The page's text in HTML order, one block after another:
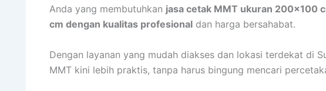
Anda yang membutuhkan jasa cetak MMT ukuran 200×100
cm dengan kualitas profesional dan harga bersahabat.
Dengan layanan yang mudah diakses dan lokasi terdekat di
MMT kini lebih praktis, tanpa harus bingung mencari